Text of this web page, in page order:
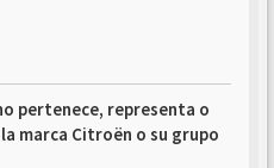
pertenece, representa o
marca Citroën o su grupo